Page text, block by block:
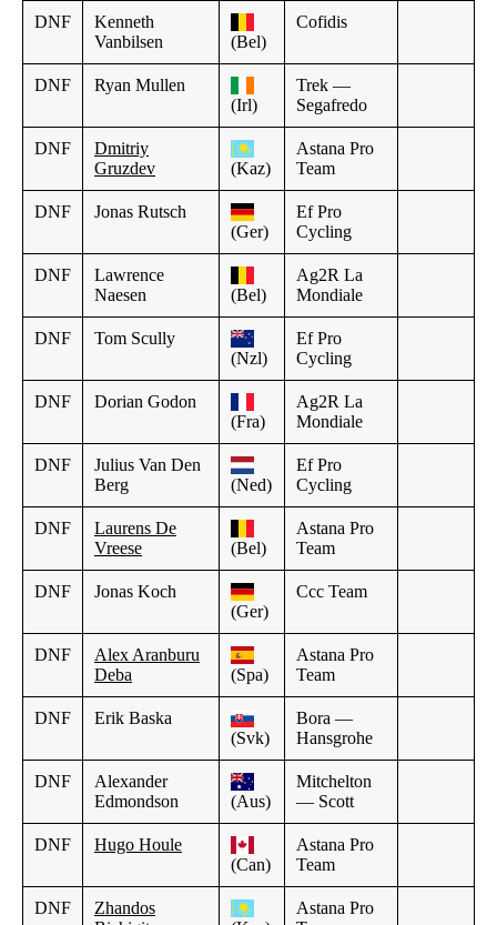
DNF
Kenneth
Vanbilsen
(Bel)
Cofidis
DNF
Ryan Mullen
(Irl)
Trek —
Segafredo
DNF
Dmitriy
Gruzdev
(Kaz)
Astana Pro
Team
DNF
Jonas Rutsch
(Ger)
Ef Pro
Cycling
DNF
Lawrence
Naesen
(Bel)
Ag2R La
Mondiale
DNF
Tom Scully
(Nzl)
Ef Pro
Cycling
DNF
Dorian Godon
(Fra)
Ag2R La
Mondiale
DNF
Julius Van Den
Berg
(Ned)
Ef Pro
Cycling
DNF
Laurens De
Vreese
(Bel)
Astana Pro
Team
DNF
Jonas Koch
(Ger)
Ccc Team
DNF
Alex Aranburu
Deba
(Spa)
Astana Pro
Team
DNF
Erik Baska
(Svk)
Bora —
Hansgrohe
DNF
Alexander
Edmondson
(Aus)
Mitchelton
— Scott
DNF
Hugo Houle
(Can)
Astana Pro
Team
DNF
Zhandos
Astana Pro